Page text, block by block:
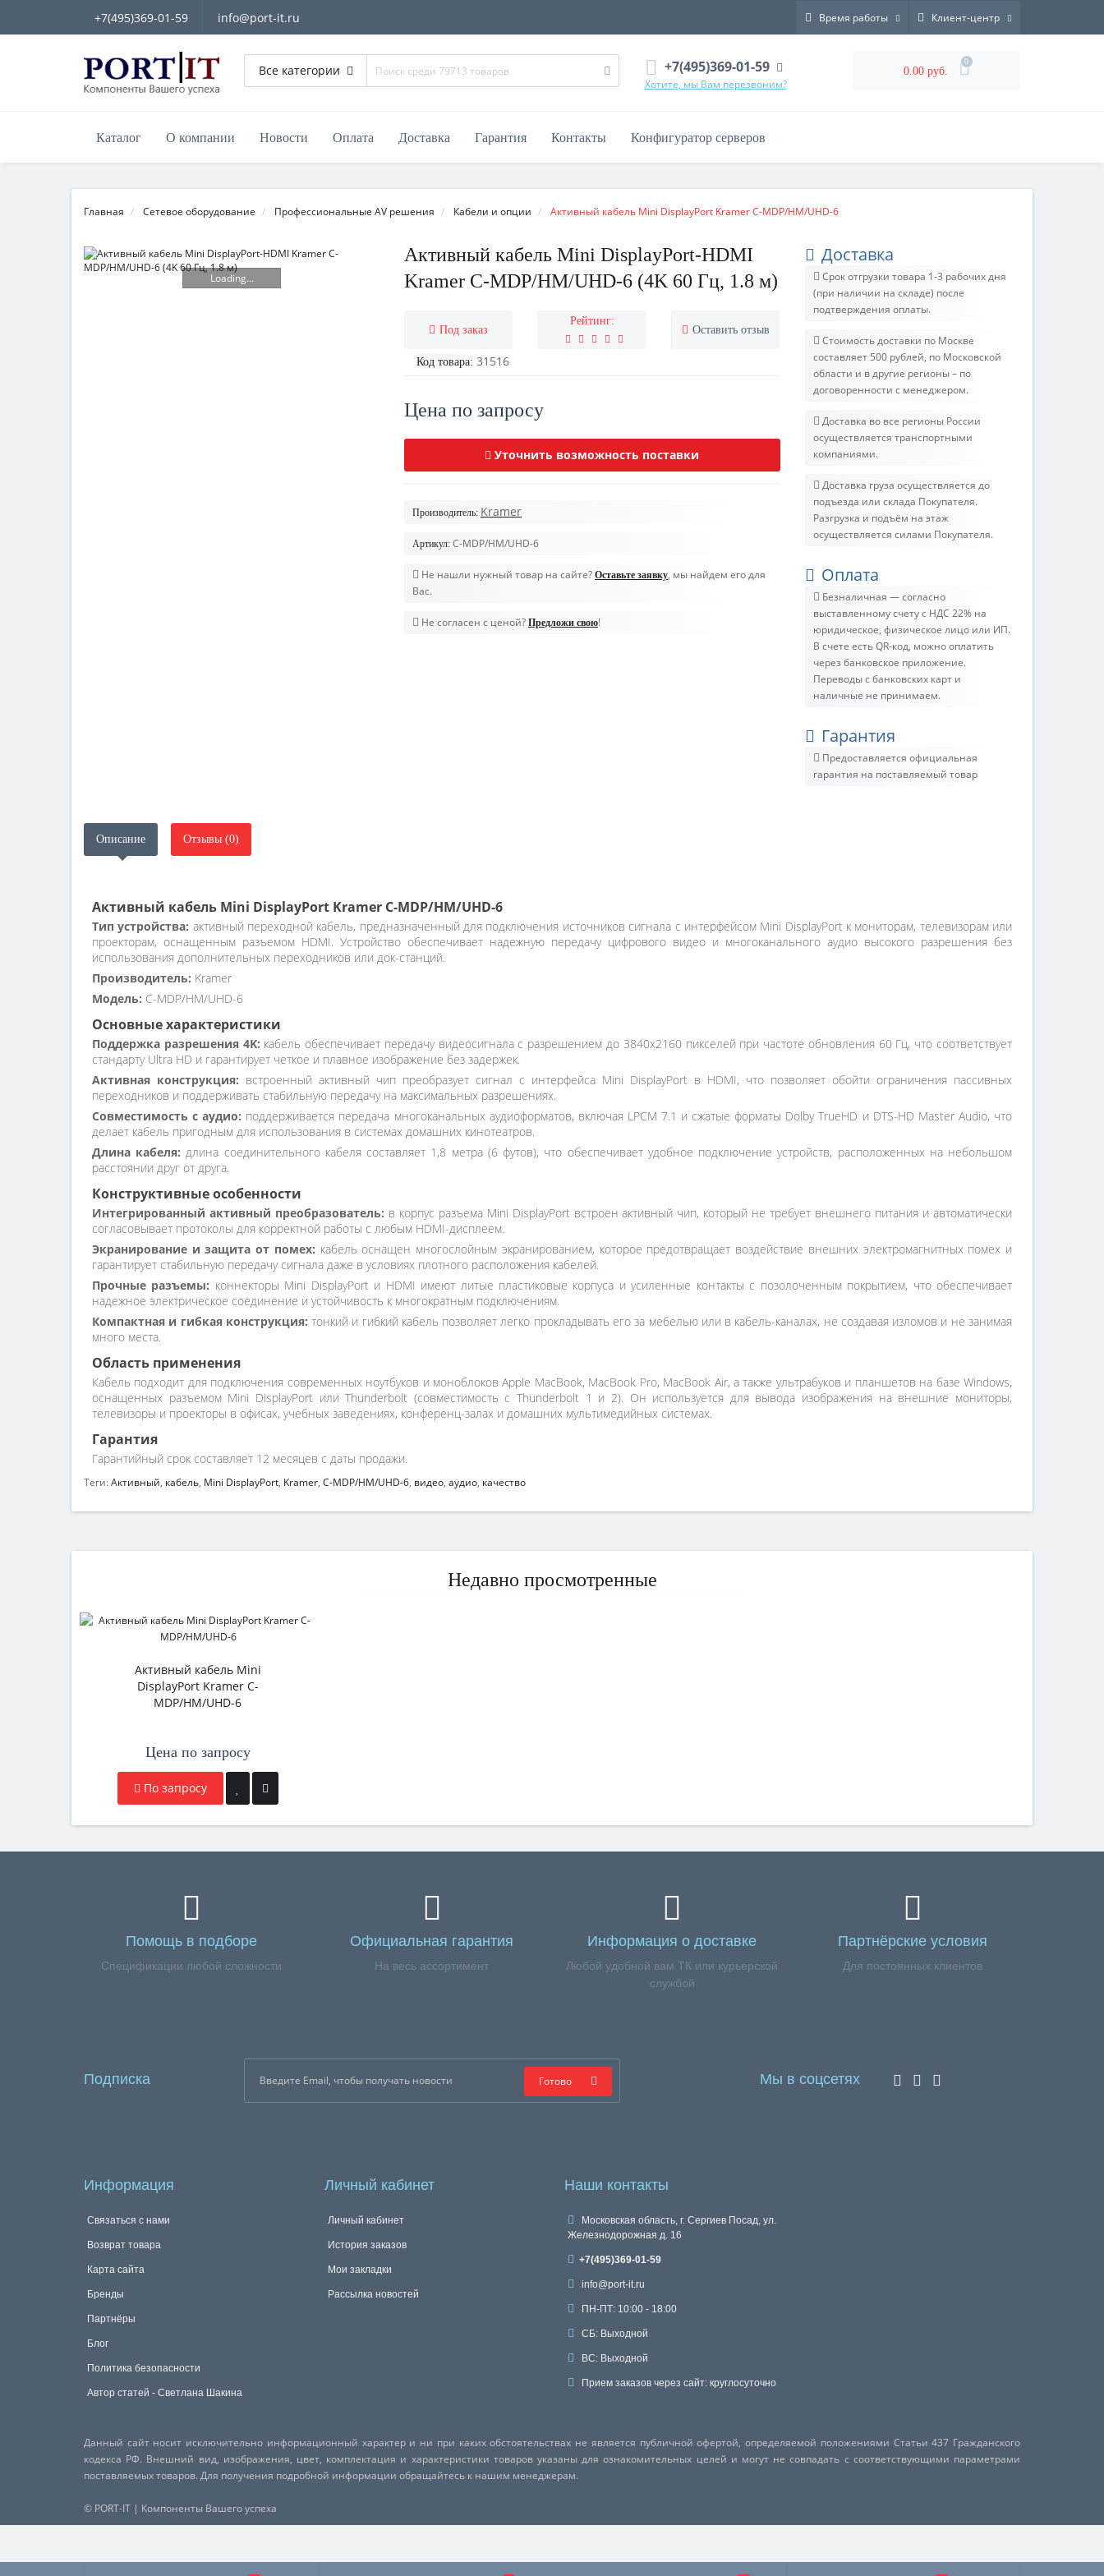
+7(495)369-01-59 info@port-it.ru Время работы Клиент-центр
Все категории +7(495)369-01-59
Хотите, мы Вам перезвоним?
0.00 руб.
0
Каталог О компании Новости Оплата Доставка Гарантия Контакты Конфигуратор серверов
Главная Сетевое оборудование Профессиональные AV решения Кабели и опции Активный кабель Mini DisplayPort Kramer C-MDP/HM/UHD-6
Loading...
Активный кабель Mini DisplayPort-HDMI
Kramer C-MDP/HM/UHD-6 (4K 60 Гц, 1.8 м)
Под заказ
Рейтинг:
Оставить отзыв
Код товара: 31516
Цена по запросу
Уточнить возможность поставки
Производитель: Kramer
Артикул: C-MDP/HM/UHD-6
Не нашли нужный товар на сайте? Оставьте заявку, мы найдем его для
Вас.
Не согласен с ценой? Предложи свою!
Доставка
Срок отгрузки товара 1-3 рабочих дня
(при наличии на складе) после
подтверждения оплаты.
Стоимость доставки по Москве
составляет 500 рублей, по Московской
области и в другие регионы – по
договоренности с менеджером.
Доставка во все регионы России
осуществляется транспортными
компаниями.
Доставка груза осуществляется до
подъезда или склада Покупателя.
Разгрузка и подъём на этаж
осуществляется силами Покупателя.
Оплата
Безналичная — согласно
выставленному счету c НДС 22% на
юридическое, физическое лицо или ИП.
В счете есть QR-код, можно оплатить
через банковское приложение.
Переводы с банковских карт и
наличные не принимаем.
Гарантия
Предоставляется официальная
гарантия на поставляемый товар
Описание Отзывы (0)
Активный кабель Mini DisplayPort Kramer C-MDP/HM/UHD-6
Тип устройства: активный переходной кабель, предназначенный для подключения источников сигнала с интерфейсом Mini DisplayPort к мониторам, телевизорам или
проекторам, оснащенным разъемом HDMI. Устройство обеспечивает надежную передачу цифрового видео и многоканального аудио высокого разрешения без
использования дополнительных переходников или док-станций.
Производитель: Kramer
Модель: C-MDP/HM/UHD-6
Основные характеристики
Поддержка разрешения 4K: кабель обеспечивает передачу видеосигнала с разрешением до 3840x2160 пикселей при частоте обновления 60 Гц, что соответствует
стандарту Ultra HD и гарантирует четкое и плавное изображение без задержек.
Активная конструкция: встроенный активный чип преобразует сигнал с интерфейса Mini DisplayPort в HDMI, что позволяет обойти ограничения пассивных
переходников и поддерживать стабильную передачу на максимальных разрешениях.
Совместимость с аудио: поддерживается передача многоканальных аудиоформатов, включая LPCM 7.1 и сжатые форматы Dolby TrueHD и DTS-HD Master Audio, что
делает кабель пригодным для использования в системах домашних кинотеатров.
Длина кабеля: длина соединительного кабеля составляет 1,8 метра (6 футов), что обеспечивает удобное подключение устройств, расположенных на небольшом
расстоянии друг от друга.
Конструктивные особенности
Интегрированный активный преобразователь: в корпус разъема Mini DisplayPort встроен активный чип, который не требует внешнего питания и автоматически
согласовывает протоколы для корректной работы с любым HDMI-дисплеем.
Экранирование и защита от помех: кабель оснащен многослойным экранированием, которое предотвращает воздействие внешних электромагнитных помех и
гарантирует стабильную передачу сигнала даже в условиях плотного расположения кабелей.
Прочные разъемы: коннекторы Mini DisplayPort и HDMI имеют литые пластиковые корпуса и усиленные контакты с позолоченным покрытием, что обеспечивает
надежное электрическое соединение и устойчивость к многократным подключениям.
Компактная и гибкая конструкция: тонкий и гибкий кабель позволяет легко прокладывать его за мебелью или в кабель-каналах, не создавая изломов и не занимая
много места.
Область применения
Кабель подходит для подключения современных ноутбуков и моноблоков Apple MacBook, MacBook Pro, MacBook Air, а также ультрабуков и планшетов на базе Windows,
оснащенных разъемом Mini DisplayPort или Thunderbolt (совместимость с Thunderbolt 1 и 2). Он используется для вывода изображения на внешние мониторы,
телевизоры и проекторы в офисах, учебных заведениях, конференц-залах и домашних мультимедийных системах.
Гарантия
Гарантийный срок составляет 12 месяцев с даты продажи.
Теги:Активный, кабель, Mini DisplayPort, Kramer, C-MDP/HM/UHD-6, видео, аудио, качество
Недавно просмотренные
Активный кабель Mini
DisplayPort Kramer C-
MDP/HM/UHD-6
Цена по запросу
По запросу
Помощь в подборе
Спецификации любой сложности
Официальная гарантия
На весь ассортимент
Информация о доставке
Любой удобной вам ТК или курьерской
службой
Партнёрские условия
Для постоянных клиентов
Подписка Готово Мы в соцсетях
Информация
Связаться с нами
Возврат товара
Карта сайта
Бренды
Партнёры
Блог
Политика безопасности
Автор статей - Светлана Шакина
Личный кабинет
Личный кабинет
История заказов
Мои закладки
Рассылка новостей
Наши контакты
Московская область, г. Сергиев Посад, ул.
Железнодорожная д. 16
+7(495)369-01-59
info@port-it.ru
ПН-ПТ: 10:00 - 18:00
СБ: Выходной
ВС: Выходной
Прием заказов через сайт: круглосуточно
Данный сайт носит исключительно информационный характер и ни при каких обстоятельствах не является публичной офертой, определяемой положениями Статьи 437 Гражданского
кодекса РФ. Внешний вид, изображения, цвет, комплектация и характеристики товаров указаны для ознакомительных целей и могут не совпадать с соответствующими параметрами
поставляемых товаров. Для получения подробной информации обращайтесь к нашим менеджерам.
© PORT-IT | Компоненты Вашего успеха